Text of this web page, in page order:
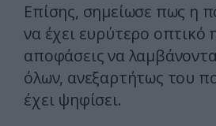
Επίσης, σημείωσε πως η
να έχει ευρύτερο οπτικό
αποφάσεις να
όλων, ανεξαρτήτως του
έχει ψηφίσει.